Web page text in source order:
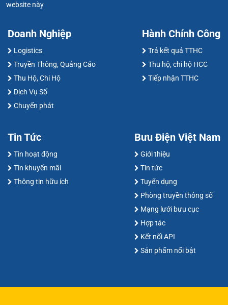
website này
Doanh Nghiệp
Logistics
Truyền Thông, Quảng Cáo
Thu Hộ, Chi Hộ
Dịch Vụ Số
Chuyển phát
Hành Chính Công
Trả kết quả TTHC
Thu hộ, chi hộ HCC
Tiếp nhận TTHC
Tin Tức
Tin hoạt động
Tin khuyến mãi
Thông tin hữu ích
Bưu Điện Việt Nam
Giới thiệu
Tin tức
Tuyển dụng
Phòng truyền thông số
Mạng lưới bưu cục
Hợp tác
Kết nối API
Sản phẩm nổi bật